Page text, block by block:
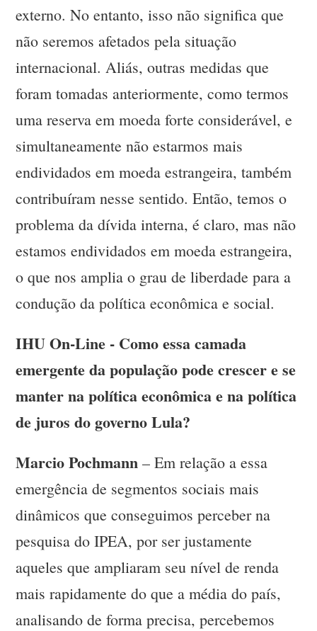
externo. No entanto, isso não significa que
não seremos afetados pela situação
internacional. Aliás, outras medidas que
foram tomadas anteriormente, como termos
uma reserva em moeda forte considerável, e
simultaneamente não estarmos mais
endividados em moeda estrangeira, também
contribuíram nesse sentido. Então, temos o
problema da dívida interna, é claro, mas não
estamos endividados em moeda estrangeira,
o que nos amplia o grau de liberdade para a
condução da política econômica e social.
IHU On-Line - Como essa camada
emergente da população pode crescer e se
manter na política econômica e na política
de juros do governo Lula?
Marcio Pochmann – Em relação a essa
emergência de segmentos sociais mais
dinâmicos que conseguimos perceber na
pesquisa do IPEA, por ser justamente
aqueles que ampliaram seu nível de renda
mais rapidamente do que a média do país,
analisando de forma precisa, percebemos